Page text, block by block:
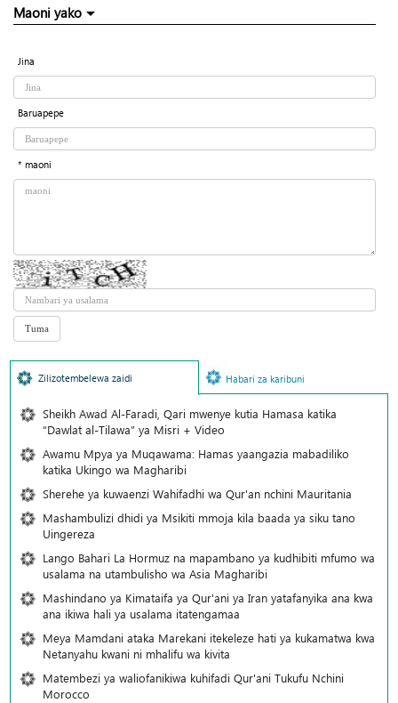
Maoni yako
Jina
Baruapepe
* maoni
Zilizotembelewa zaidi Habari za karibuni
Sheikh Awad Al-Faradi, Qari mwenye kutia Hamasa katika
“Dawlat al-Tilawa” ya Misri + Video
Awamu Mpya ya Muqawama: Hamas yaangazia mabadiliko
katika Ukingo wa Magharibi
Sherehe ya kuwaenzi Wahifadhi wa Qur'an nchini Mauritania
Mashambulizi dhidi ya Msikiti mmoja kila baada ya siku tano
Uingereza
Lango Bahari La Hormuz na mapambano ya kudhibiti mfumo wa
usalama na utambulisho wa Asia Magharibi
Mashindano ya Kimataifa ya Qur'ani ya Iran yatafanyika ana kwa
ana ikiwa hali ya usalama itatengamaa
Meya Mamdani ataka Marekani itekeleze hati ya kukamatwa kwa
Netanyahu kwani ni mhalifu wa kivita
Matembezi ya waliofanikiwa kuhifadi Qur'ani Tukufu Nchini
Morocco